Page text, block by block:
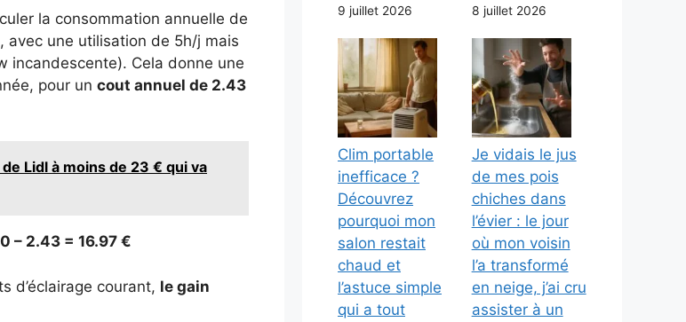
la consommation annuelle de
avec une utilisation de 5h/j mais
incandescente). Cela donne une
pour un cout annuel de 2.43
Lidl à moins de 23 € qui va
– 2.43 = 16.97 €
d’éclairage courant, le gain
9 juillet 2026 8 juillet 2026
Clim portable
inefficace ?
Découvrez
pourquoi mon
salon restait
chaud et
l’astuce simple
qui a tout
Je vidais le jus
de mes pois
chiches dans
l’évier : le jour
où mon voisin
l’a transformé
en neige, j’ai cru
assister à un